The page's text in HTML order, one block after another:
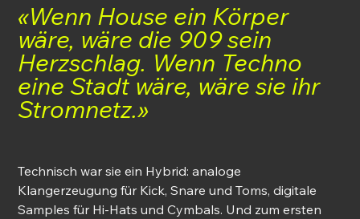
«Wenn House ein Körper
wäre, wäre die 909 sein
Herzschlag. Wenn Techno
eine Stadt wäre, wäre sie ihr
Stromnetz.»
Technisch war sie ein Hybrid: analoge
Klangerzeugung für Kick, Snare und Toms, digitale
Samples für Hi-Hats und Cymbals. Und zum ersten